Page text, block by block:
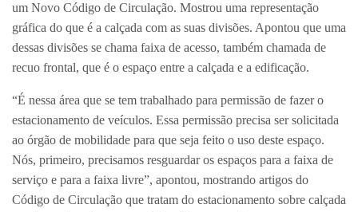
um Novo Código de Circulação. Mostrou uma representação
gráfica do que é a calçada com as suas divisões. Apontou que uma
dessas divisões se chama faixa de acesso, também chamada de
recuo frontal, que é o espaço entre a calçada e a edificação.
“É nessa área que se tem trabalhado para permissão de fazer o
estacionamento de veículos. Essa permissão precisa ser solicitada
ao órgão de mobilidade para que seja feito o uso deste espaço.
Nós, primeiro, precisamos resguardar os espaços para a faixa de
serviço e para a faixa livre”, apontou, mostrando artigos do
Código de Circulação que tratam do estacionamento sobre calçada